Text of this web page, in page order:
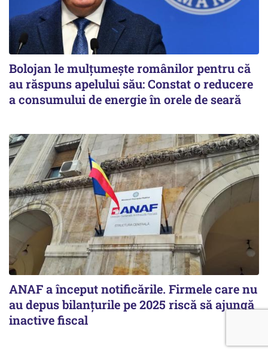
Bolojan le mulțumește românilor pentru că
au răspuns apelului său: Constat o reducere
a consumului de energie în orele de seară
ANAF a început notificările. Firmele care nu
au depus bilanțurile pe 2025 riscă să ajungă
inactive fiscal